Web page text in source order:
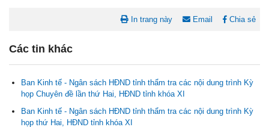
In trang này Email Chia sẻ
Các tin khác
Ban Kinh tế - Ngân sách HĐND tỉnh thẩm tra các nội dung trình Kỳ
họp Chuyên đề lần thứ Hai, HĐND tỉnh khóa XI
Ban Kinh tế - Ngân sách HĐND tỉnh thẩm tra các nội dung trình Kỳ
họp thứ Hai, HĐND tỉnh khóa XI